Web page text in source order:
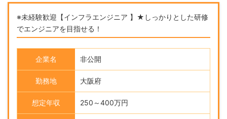
※未経験歓迎【インフラエンジニア 】★しっかりとした研修
でエンジニアを目指せる！
企業名 非公開
勤務地 大阪府
想定年収 250～400万円